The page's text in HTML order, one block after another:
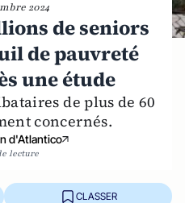
2024
de seniors
de pauvreté
une étude
de plus de 60
concernés.
d'Atlantico
lecture
CLASSER